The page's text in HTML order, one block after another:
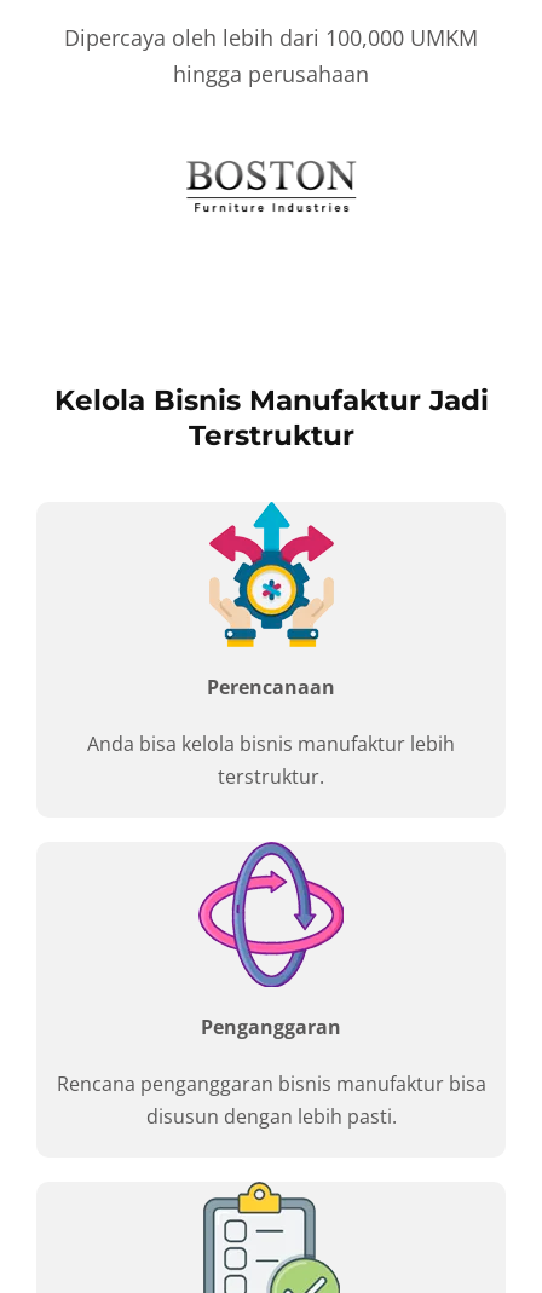
Dipercaya oleh lebih dari 100,000 UMKM
hingga perusahaan
Kelola Bisnis Manufaktur Jadi
Terstruktur
Perencanaan
Anda bisa kelola bisnis manufaktur lebih
terstruktur.
Penganggaran
Rencana penganggaran bisnis manufaktur bisa
disusun dengan lebih pasti.